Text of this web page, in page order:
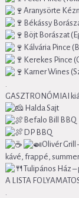
Aranysörte
Békássy
Böjt Borászat
Kálvária Pince
Kerekes Pince
Karner Wines
GASZTRONÓMIAI
Halda Sajt
Befalo Bill BBQ
DP BBQ
Olivér
kávé, frappé,
Tulipános Ház
A LISTA
.